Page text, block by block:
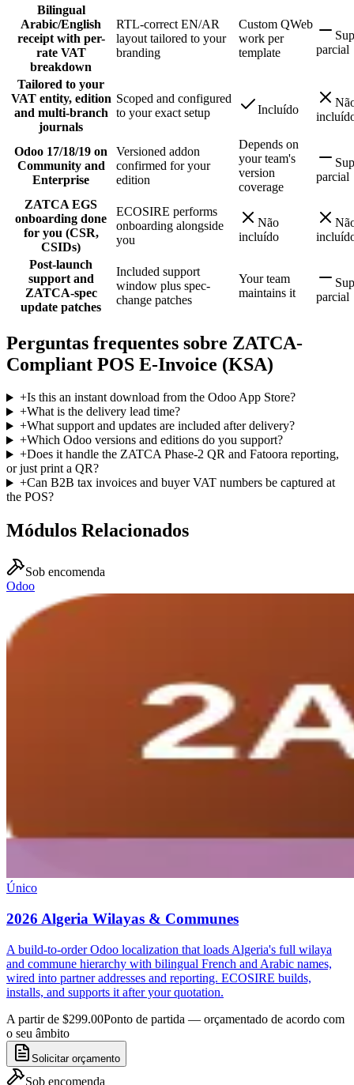
Bilingual
Arabic/English
receipt with per-
rate VAT
breakdown
RTL-correct EN/AR
layout tailored to your
branding
Custom QWeb
work per
template
parcial
Tailored to your
VAT entity, edition
and multi-branch
journals
Scoped and configured
to your exact setup
Incluído
Odoo 17/18/19 on
Community and
Enterprise
Versioned addon
confirmed for your
edition
Depends on
your team's
version
coverage
parcial
ZATCA EGS
onboarding done
for you (CSR,
CSIDs)
ECOSIRE performs
onboarding alongside
you
Não
incluído
Post-launch
support and
ZATCA-spec
update patches
Included support
window plus spec-
change patches
Your team
maintains it
parcial
Perguntas frequentes sobre ZATCA-
Compliant POS E-Invoice (KSA)
+Is this an instant download from the Odoo App Store?
+What is the delivery lead time?
+What support and updates are included after delivery?
+Which Odoo versions and editions do you support?
+Does it handle the ZATCA Phase-2 QR and Fatoora reporting,
or just print a QR?
+Can B2B tax invoices and buyer VAT numbers be captured at
the POS?
Módulos Relacionados
Sob encomenda
Odoo
Único
2026 Algeria Wilayas & Communes
A build-to-order Odoo localization that loads Algeria's full wilaya
and commune hierarchy with bilingual French and Arabic names,
wired into partner addresses and reporting. ECOSIRE builds,
installs, and supports it after your quotation.
A partir de $299.00Ponto de partida — orçamentado de acordo com
o seu âmbito
Solicitar orçamento
Sob encomenda